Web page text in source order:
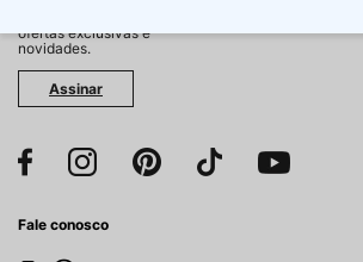
ofertas exclusivas e
novidades.
Assinar
Fale conosco